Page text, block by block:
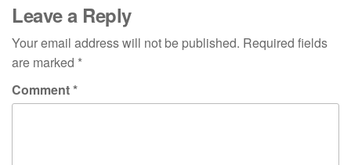
Leave a Reply
Your email address will not be published. Required fields
are marked *
Comment*